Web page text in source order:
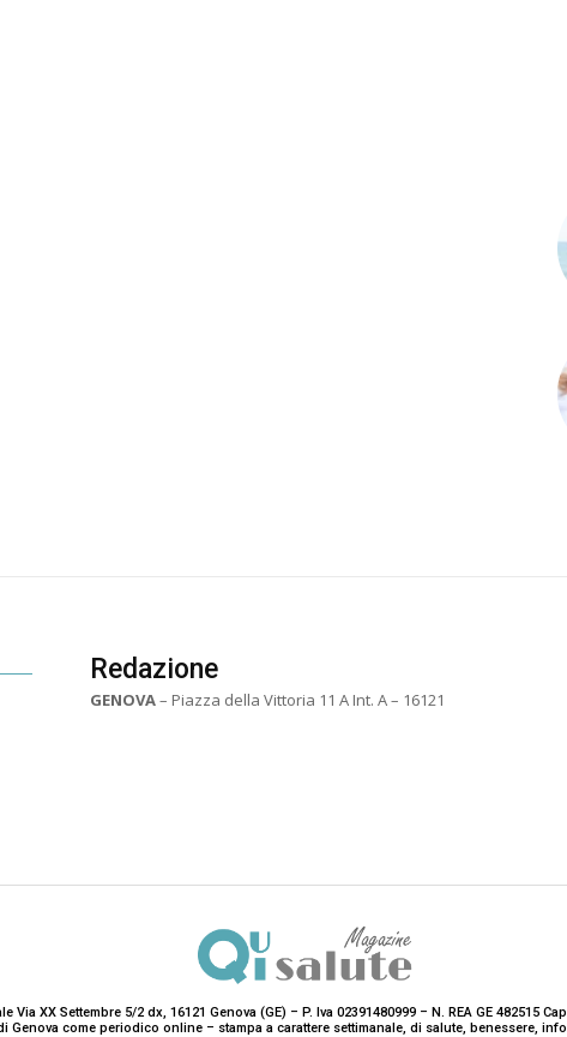
Redazione
GENOVA– Piazza della Vittoria 11 A Int. A – 16121
Via XX Settembre 5/2 dx, 16121 Genova (GE) – P. Iva 02391480999 – N. REA GE 482515
come periodico online – stampa a carattere settimanale, di salute, benessere,